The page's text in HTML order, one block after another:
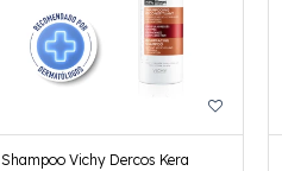
Shampoo Vichy Dercos Kera